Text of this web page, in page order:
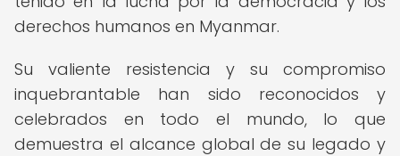
derechos humanos en Myanmar.
Su valiente resistencia y su compromiso
inquebrantable han sido reconocidos y
celebrados en todo el mundo, lo que
demuestra el alcance global de su legado y